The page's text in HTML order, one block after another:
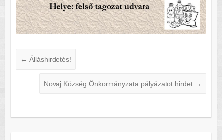
← Álláshirdetés!
Novaj Község Önkormányzata pályázatot hirdet →